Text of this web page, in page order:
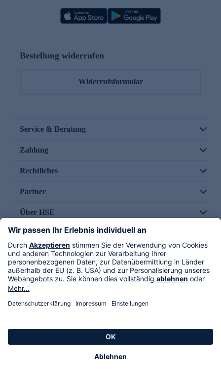
Bestellung widerrufen
Widerrufsformular
Service & Beratung
Zahlung
Rechtliches
Partner
Über HSE
Im TV
HSE International